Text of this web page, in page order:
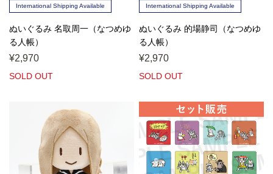
International Shipping Available
ぬいぐるみ 名取周一（なつめゆ
る人帳）
¥2,970
SOLD OUT
International Shipping Available
ぬいぐるみ 的場静司（なつめゆ
る人帳）
¥2,970
SOLD OUT